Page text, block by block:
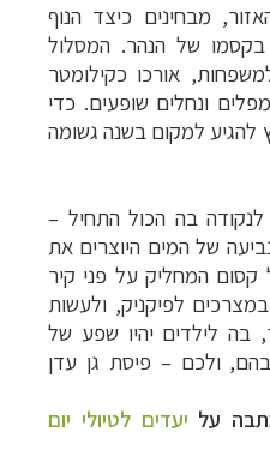
מבחינים כיצד הנוף
של הנהר. המסלול
אורכו כקילומטר
ונחלים שופעים. כדי
להגיע למקום בשנה גשומה
בה הכול התחיל –
של המים היוצרים את
קסום המחליק על פני קיר
לפיקניק, ולעשות
בה לילדים יהיו שפע של
ולכם – פיסת גן עדן
על יעדים לטיולי יום